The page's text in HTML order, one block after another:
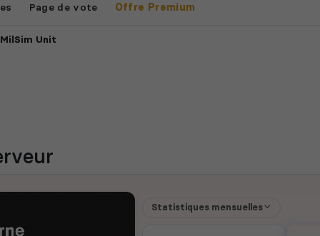
Page de vote Offre Premium
Unit
Statistiques mensuelles